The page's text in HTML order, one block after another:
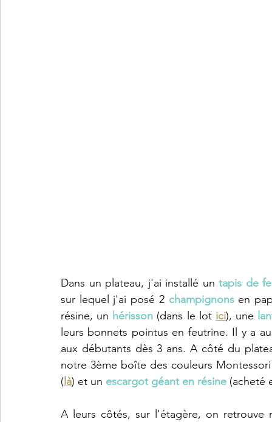
Dans un plateau, j'ai installé un tapis de
sur lequel j'ai posé 2 champignons en
résine, un hérisson (dans le lot ici), une
leurs bonnets pointus en feutrine. Il y a
aux débutants dès 3 ans. A côté du
notre 3ème boîte des couleurs
( là) et un escargot géant en résine (acheté
A leurs côtés, sur l'étagère, on